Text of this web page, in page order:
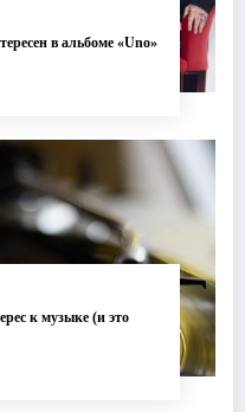
в альбоме «Uno»
к музыке (и это